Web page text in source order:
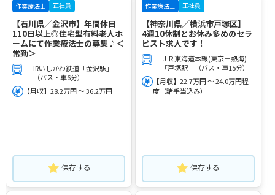
作業療法士 正社員
【石川県／金沢市】年間休日
110日以上◎住宅型有料老人ホ
ームにて作業療法士の募集♪＜
常勤＞
IRいしかわ鉄道「金沢駅」
（バス・車6分）
【月収】28.2万円 ～ 36.2万円
保存する
作業療法士 正社員
【神奈川県／横浜市戸塚区】
4週10休制とお休み多めのセラ
ピスト求人です！
ＪＲ東海道本線(東京－熱海)
「戸塚駅」（バス・車15分）
【月収】22.7万円 ～ 24.0万円程
度（諸手当込み）
保存する